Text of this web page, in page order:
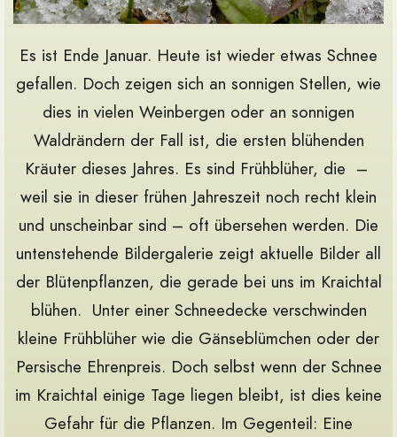
Es ist Ende Januar. Heute ist wieder etwas Schnee
gefallen. Doch zeigen sich an sonnigen Stellen, wie
dies in vielen Weinbergen oder an sonnigen
Waldrändern der Fall ist, die ersten blühenden
Kräuter dieses Jahres. Es sind Frühblüher, die –
weil sie in dieser frühen Jahreszeit noch recht klein
und unscheinbar sind – oft übersehen werden. Die
untenstehende Bildergalerie zeigt aktuelle Bilder all
der Blütenpflanzen, die gerade bei uns im Kraichtal
blühen. Unter einer Schneedecke verschwinden
kleine Frühblüher wie die Gänseblümchen oder der
Persische Ehrenpreis. Doch selbst wenn der Schnee
im Kraichtal einige Tage liegen bleibt, ist dies keine
Gefahr für die Pflanzen. Im Gegenteil: Eine